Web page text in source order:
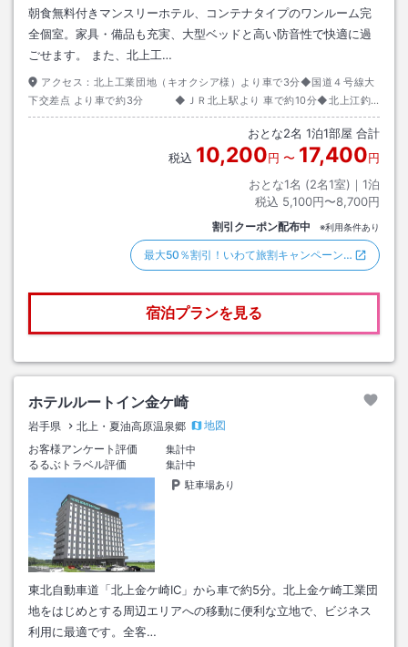
朝食無料付きマンスリーホテル、コンテナタイプのワンルーム完
全個室。家具・備品も充実、大型ベッドと高い防音性で快適に過
ごせます。 また、北上工…
アクセス： 北上工業団地（キオクシア様）より車で3分◆国道４号線大
下交差点 より車で約3分 ◆ＪＲ北上駅より 車で約10分◆北上江釣
子IC より車で約15分。
おとな2名 1泊1部屋 合計
税込 10,200円 〜 17,400円
おとな1名 (2名1室)｜ 1泊
税込 5,100円〜8,700円
割引クーポン配布中 ※利用条件あり
最大50％割引！いわて旅割キャンペーン…
宿泊プランを見る
ホテルルートイン金ケ崎
岩手県 北上・夏油高原温泉郷
地図
お客様アンケート評価
集計中
るるぶトラベル評価
集計中
駐車場あり
東北自動車道「北上金ケ崎IC」から車で約5分。北上金ケ崎工業団
地をはじめとする周辺エリアへの移動に便利な立地で、ビジネス
利用に最適です。全客…